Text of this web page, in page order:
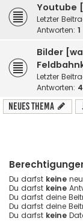
Youtube
Letzter
Antworten: 1
Bilder
Letzter
Antworten: 4
Neues Thema
Du darfst keine
Du darfst keine
Du darfst deine
Du darfst deine
Du darfst keine